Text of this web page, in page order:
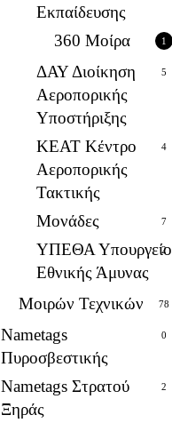
Εκπαίδευσης
360 Μοίρα 1
ΔΑΥ Διοίκηση
Αεροπορικής
Υποστήριξης
5
ΚΕΑΤ Κέντρο
Αεροπορικής
Τακτικής
4
Μονάδες 7
ΥΠΕΘΑ Υπουργείο
Εθνικής Άμυνας
2
Μοιρών Τεχνικών 78
Nametags
Πυροσβεστικής
0
Nametags Στρατού
Ξηράς
2